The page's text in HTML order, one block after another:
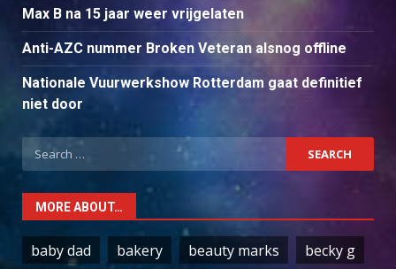
Max B na 15 jaar weer vrijgelaten
Anti-AZC nummer Broken Veteran alsnog offline
Nationale Vuurwerkshow Rotterdam gaat definitief
niet door
Search
for:
MORE ABOUT…
baby dad bakery beauty marks
becky g